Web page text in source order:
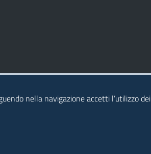
nella navigazione accetti l’utilizzo dei